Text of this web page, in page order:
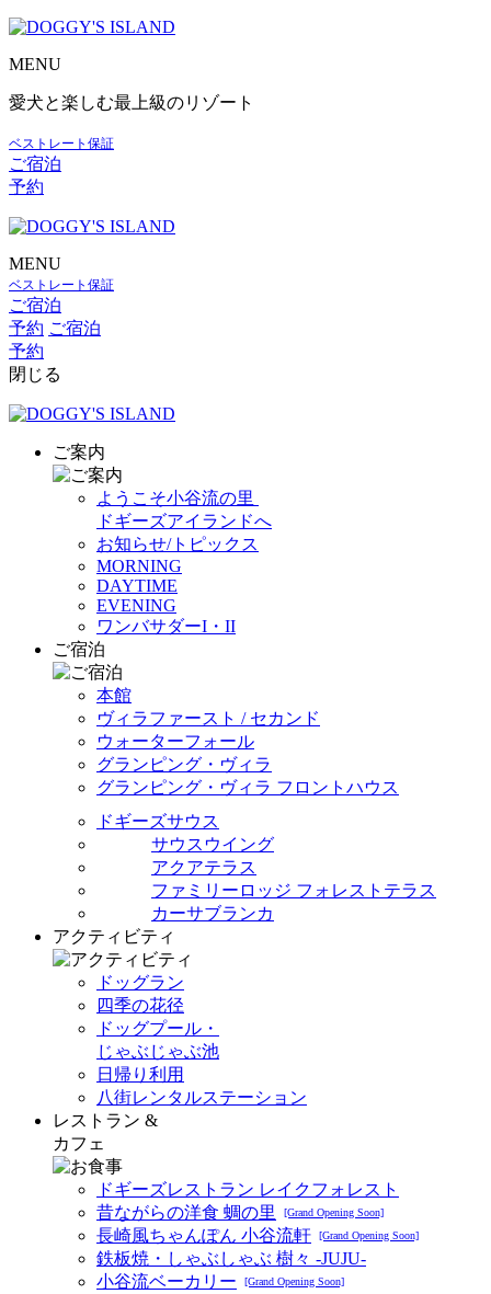
MENU
愛犬と楽しむ最上級のリゾート
ベストレート保証
ご宿泊
予約
MENU
ベストレート保証
ご宿泊
予約 ご宿泊
予約
閉じる
ご案内
ようこそ小谷流の里
ドギーズアイランドへ
お知らせ/トピックス
MORNING
DAYTIME
EVENING
ワンバサダーI・II
ご宿泊
本館
ヴィラファースト / セカンド
ウォーターフォール
グランピング・ヴィラ
グランピング・ヴィラ フロントハウス
ドギーズサウス
サウスウイング
アクアテラス
ファミリーロッジ フォレストテラス
カーサブランカ
アクティビティ
ドッグラン
四季の花径
ドッグプール・
じゃぶじゃぶ池
日帰り利用
八街レンタルステーション
レストラン &
カフェ
ドギーズレストラン レイクフォレスト
昔ながらの洋食 蜩の里
[Grand Opening Soon]
長崎風ちゃんぽん 小谷流軒 [Grand Opening Soon]
鉄板焼・しゃぶしゃぶ 樹々 -JUJU-
小谷流ベーカリー
[Grand Opening Soon]